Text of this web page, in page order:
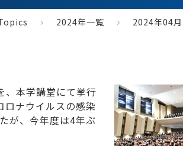
2024年一覧 2024年04
本学講堂にて挙行
ロナウイルスの感染
が、今年度は4年ぶ